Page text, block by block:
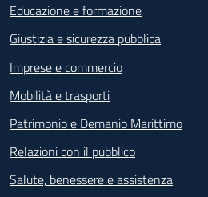
Educazione e formazione
Giustizia e sicurezza pubblica
Imprese e commercio
Mobilità e trasporti
Patrimonio e Demanio Marittimo
Relazioni con il pubblico
Salute, benessere e assistenza